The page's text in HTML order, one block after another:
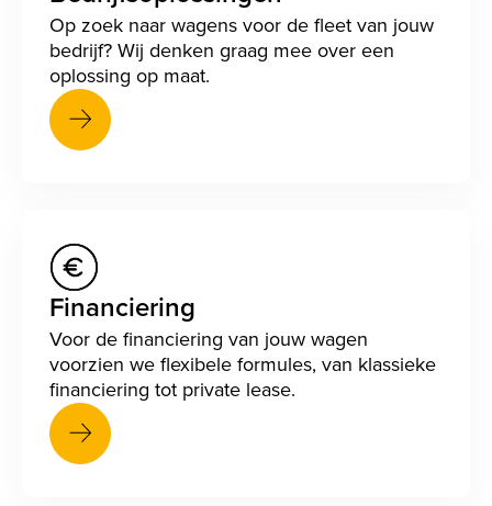
Op zoek naar wagens voor de fleet van jouw
bedrijf? Wij denken graag mee over een
oplossing op maat.
Financiering
Voor de financiering van jouw wagen
voorzien we flexibele formules, van klassieke
financiering tot private lease.